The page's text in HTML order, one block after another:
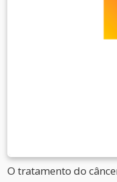
O tratamento do